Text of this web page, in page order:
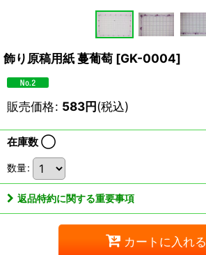
飾り原稿用紙 蔓葡萄 [GK-0004]
販売価格: 583円(税込)
在庫数 ◯
数量:
返品特約に関する重要事項
カートに入れる